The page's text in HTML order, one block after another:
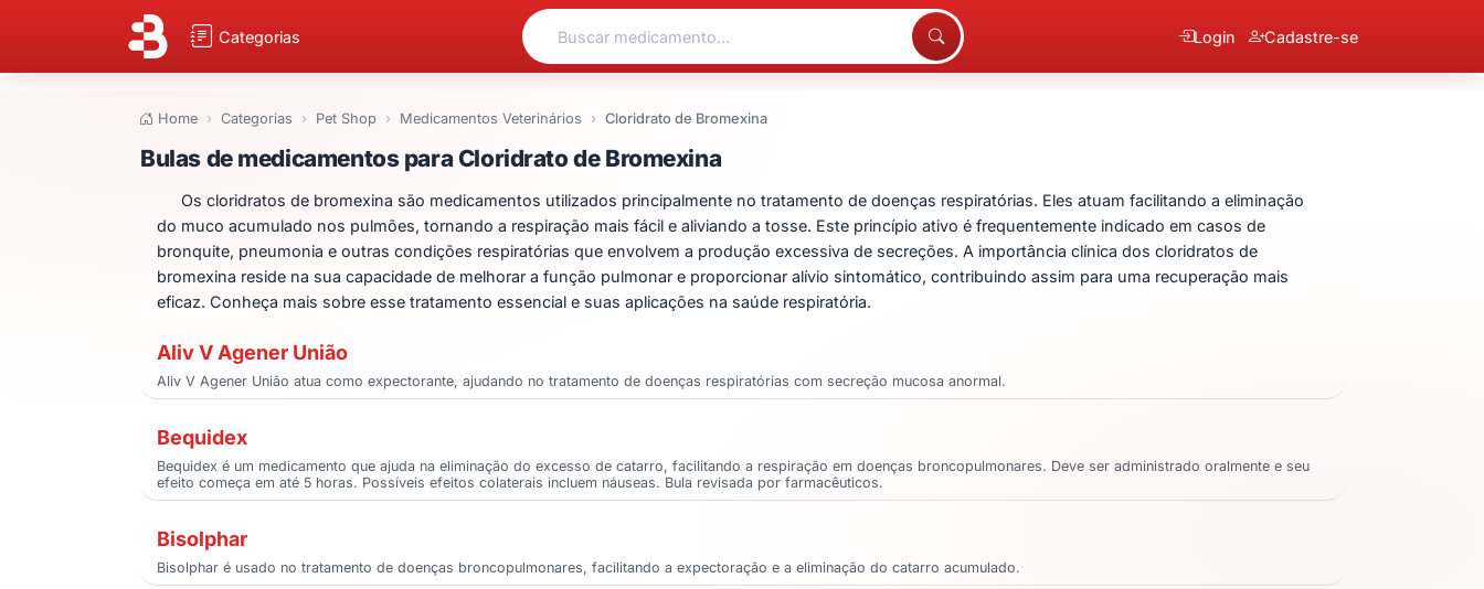
Categorias Login Cadastre-se
Home Categorias Pet Shop Medicamentos Veterinários Cloridrato de Bromexina
Bulas de medicamentos para Cloridrato de Bromexina
Bulas de medicamentos para Cloridrato de Bromexina
Os cloridratos de bromexina são medicamentos utilizados principalmente no tratamento de doenças respiratórias. Eles atuam facilitando a eliminação
do muco acumulado nos pulmões, tornando a respiração mais fácil e aliviando a tosse. Este princípio ativo é frequentemente indicado em casos de
bronquite, pneumonia e outras condições respiratórias que envolvem a produção excessiva de secreções. A importância clínica dos cloridratos de
bromexina reside na sua capacidade de melhorar a função pulmonar e proporcionar alívio sintomático, contribuindo assim para uma recuperação mais
eficaz. Conheça mais sobre esse tratamento essencial e suas aplicações na saúde respiratória.
Aliv V Agener União
Aliv V Agener União atua como expectorante, ajudando no tratamento de doenças respiratórias com secreção mucosa anormal.
Bequidex
Bequidex é um medicamento que ajuda na eliminação do excesso de catarro, facilitando a respiração em doenças broncopulmonares. Deve ser administrado oralmente e seu
efeito começa em até 5 horas. Possíveis efeitos colaterais incluem náuseas. Bula revisada por farmacêuticos.
Bisolphar
Bisolphar é usado no tratamento de doenças broncopulmonares, facilitando a expectoração e a eliminação do catarro acumulado.